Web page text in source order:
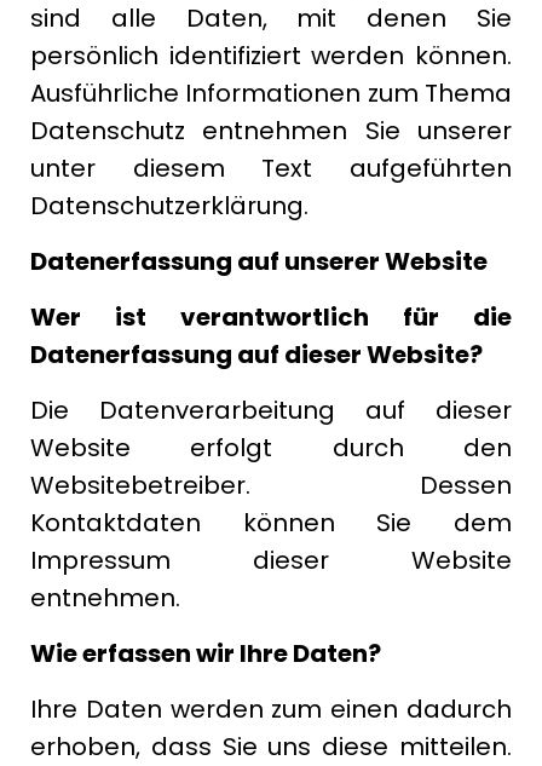
sind alle Daten, mit denen Sie
persönlich identifiziert werden können.
Ausführliche Informationen zum Thema
Datenschutz entnehmen Sie unserer
unter diesem Text aufgeführten
Datenschutzerklärung.
Datenerfassung auf unserer Website
Wer ist verantwortlich für die
Datenerfassung auf dieser Website?
Die Datenverarbeitung auf dieser
Website erfolgt durch den
Websitebetreiber. Dessen
Kontaktdaten können Sie dem
Impressum dieser Website
entnehmen.
Wie erfassen wir Ihre Daten?
Ihre Daten werden zum einen dadurch
erhoben, dass Sie uns diese mitteilen.